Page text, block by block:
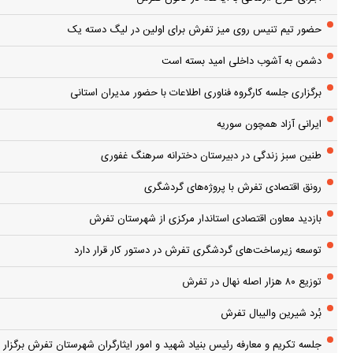
حضور تیم تنیس روی میز تفرش برای اولین در لیگ دسته یک
دشمن به آشوب داخلی امید بسته است
برگزاری جلسه کارگروه فناوری اطلاعات با حضور مدیران استانی
ایرانی آزاد همچون سوریه
طنین سبز زندگی در دبیرستان دخترانه سرهنگ غفوری
رونق اقتصادی تفرش با پروژه‌های گردشگری
بازدید معاون اقتصادی استاندار مرکزی از شهرستان تفرش
توسعه زیرساخت‌های گردشگری تفرش در دستور کار قرار دارد
توزیع ۸۰ هزار اصله نهال در تفرش
بُرد شیرین والیبال تفرش
جلسه تکریم و معارفه رئیس بنیاد شهید و امور ایثارگران شهرستان تفرش